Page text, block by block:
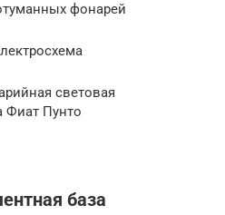
фонарей
световая
Фиат Пунто
база